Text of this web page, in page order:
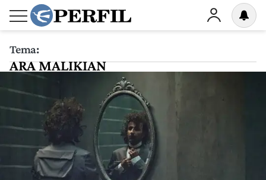
Tema:
ARA MALIKIAN